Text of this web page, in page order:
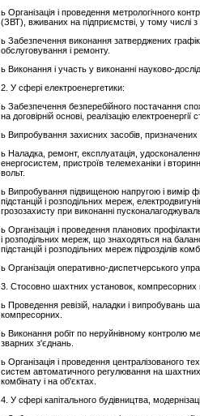
ь Організація і проведення метрологічного
(ЗВТ), вживаних на підприємстві, у тому числі
ь Забезпечення виконання затверджених
обслуговування і ремонту.
ь Виконання і участь у виконанні науково-
2. У сфері електроенергетики:
ь Забезпечення безперебійного постачання
на договірній основі, реалізацію
ь Випробування захисних засобів,
ь Наладка, ремонт, експлуатація,
енергосистем, пристроїв телемеханіки і
вольт.
ь Випробування підвищеною напругою і вимір
підстанцій і розподільних мереж,
грозозахисту при виконанні
ь Організація і проведення планових
і розподільних мереж, що знаходяться на
підстанцій і розподільних мереж підрозділів
ь Організація оперативно-диспетчерського
3. Стосовно шахтних установок, компресорних
ь Проведення ревізій, наладки і випробувань
компресорних.
ь Виконання робіт по неруйнівному контролю
зварних з'єднань.
ь Організація і проведення централізованого
систем автоматичного регулювання на шахтних
комбінату і на об'єктах.
4. У сфері капітального будівництва,